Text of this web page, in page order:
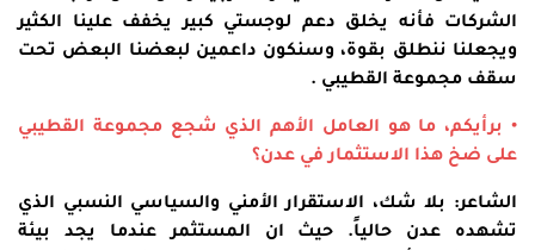
الشركات فأنه يخلق دعم لوجستي كبير يخفف علينا الكثير
ويجعلنا ننطلق بقوة، وسنكون داعمين لبعضنا البعض تحت
سقف مجموعة القطيبي .
• برأيكم، ما هو العامل الأهم الذي شجع مجموعة القطيبي
على ضخ هذا الاستثمار في عدن؟
الشاعر: بلا شك، الاستقرار الأمني والسياسي النسبي الذي
تشهده عدن حالياً. حيث ان المستثمر عندما يجد بيئة